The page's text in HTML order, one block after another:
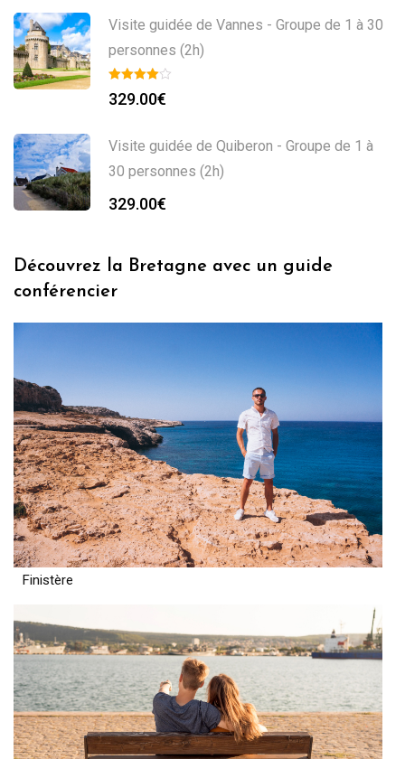
Visite guidée de Vannes - Groupe de 1 à 30
personnes (2h)
329.00€
Visite guidée de Quiberon - Groupe de 1 à
30 personnes (2h)
329.00€
Découvrez la Bretagne avec un guide
conférencier
Finistère